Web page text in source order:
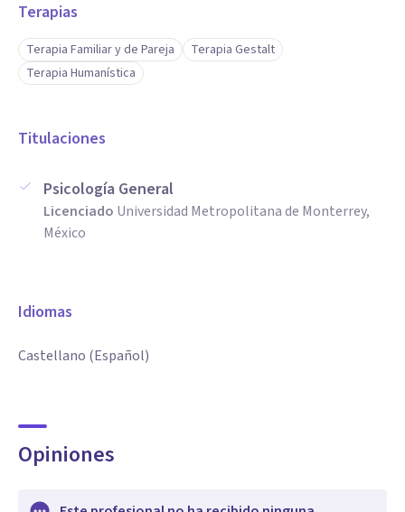
Terapias
Terapia Familiar y de Pareja
Terapia Gestalt
Terapia Humanística
Titulaciones
Psicología General
Licenciado Universidad Metropolitana de Monterrey,
México
Idiomas
Castellano (Español)
Opiniones